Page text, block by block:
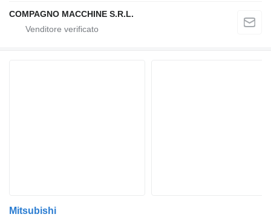
COMPAGNO MACCHINE S.R.L.
Mitsubishi